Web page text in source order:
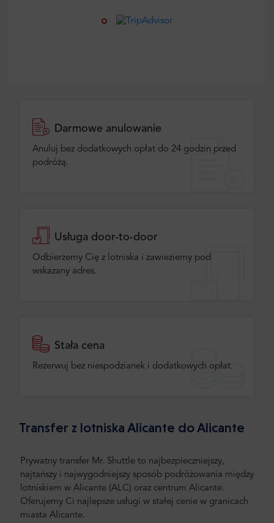
Darmowe anulowanie
Anuluj bez dodatkowych opłat do 24 godzin przed
podróżą.
Usługa door-to-door
Odbierzemy Cię z lotniska i zawieziemy pod
wskazany adres.
Stała cena
Rezerwuj bez niespodzianek i dodatkowych opłat.
Transfer z lotniska Alicante do Alicante
Prywatny transfer Mr. Shuttle to najbezpieczniejszy,
najtańszy i najwygodniejszy sposób podróżowania między
lotniskiem w Alicante (ALC) oraz centrum Alicante.
Oferujemy Ci najlepsze usługi w stałej cenie w granicach
miasta Alicante.